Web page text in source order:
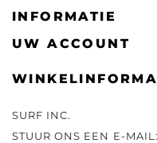
INFORMATIE
UW ACCOUNT
SURF INC.
STUUR ONS EEN E-MAIL: